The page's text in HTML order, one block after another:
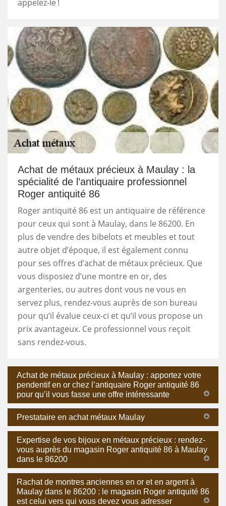
appelez-le !
Achat de métaux précieux à Maulay : la
spécialité de l’antiquaire professionnel
Roger antiquité 86
Roger antiquité 86 est un antiquaire de référence
pour ceux qui sont à Maulay, dans le 86200. En
plus de vendre des bibelots et meubles et tout
autre objet d’époque, il est également connu
pour ses offres d’achat de métaux précieux. Que
vous disposiez d’une montre en or, des
argenteries, ou autres dont vous ne vous en
servez plus, rendez-vous auprès de son bureau
pour qu’il évalue ceux-ci et qu’il vous propose un
prix avantageux. Ce professionnel vous reçoit
sans rendez-vous.
Achat de métaux précieux à Maulay : apportez votre
pendentif en or chez l’antiquaire Roger antiquité 86
pour qu’il vous fasse une offre intéressante
Prestataire en achat métaux Maulay
Expertise de vos bijoux en métaux précieux : rendez-
vous auprès du magasin Roger antiquité 86 à Maulay
dans le 86200
Rachat de montres anciennes en or et en argent à
Maulay dans le 86200 : le magasin Roger antiquité 86
est celui vers qui vous devez vous adresser